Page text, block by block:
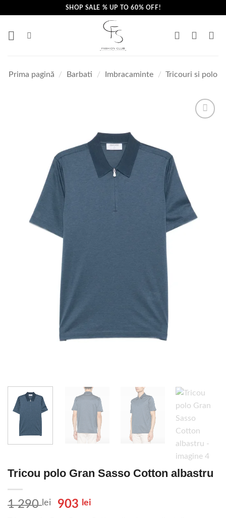
content
SHOP SALE % UP TO 60% OFF!
Prima pagină / Barbati / Imbracaminte / Tricouri si polo
Tricou polo Gran Sasso Cotton albastru
1 290 lei
Prețul
903 lei